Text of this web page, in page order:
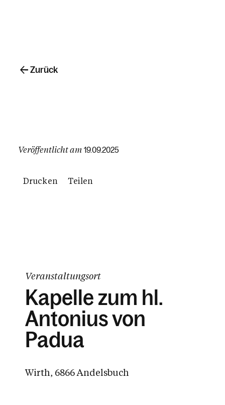
Veröffentlicht am 19.09.2025
Drucken Teilen
Zurück
Veranstaltungsort
Kapelle zum hl.
Antonius von
Padua
Wirth, 6866 Andelsbuch